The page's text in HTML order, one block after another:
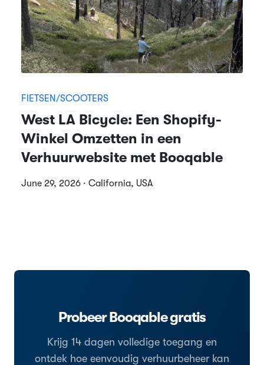
FIETSEN/SCOOTERS
West LA Bicycle: Een Shopify-
Winkel Omzetten in een
Verhuurwebsite met Booqable
June 29, 2026 · California, USA
Probeer Booqable gratis
Krijg 14 dagen volledige toegang en
ontdek hoe eenvoudig verhuurbeheer kan